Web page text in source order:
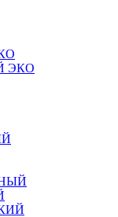
ЭКО